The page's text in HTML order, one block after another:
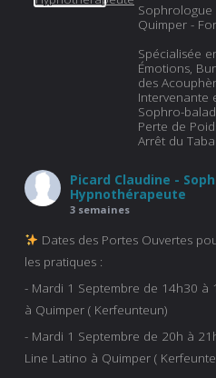
Quimper -
Spécialisée
Émotions,
des
Intervenante
Sophro-
Perte de
Arrêt du
Picard Claudine -
Hypnothérapeute
3 semaines
Dates des Portes Ouvertes
les pratiques :
- Mardi 1 Septembre de 14h30
à Quimper ( Kerfeunteun)
- Mardi 1 Septembre de 20h à
Line Latino à Quimper (